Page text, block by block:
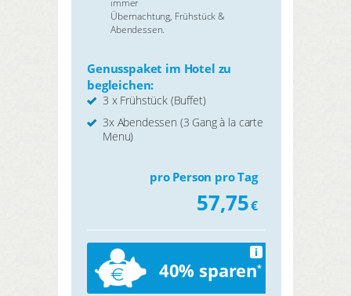
Übernachtung, Frühstück &
Abendessen.
Genusspaket im Hotel zu
begleichen:
3 x Frühstück (Buffet)
3x Abendessen (3 Gang à la carte
Menu)
pro Person pro Tag
57,75€
40% sparen*
i